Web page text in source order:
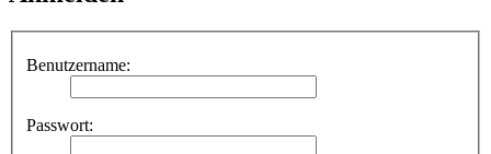
Benutzername:
Passwort: